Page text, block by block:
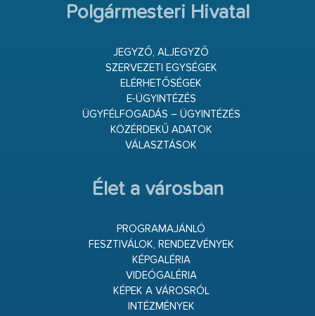
Polgármesteri Hivatal
JEGYZŐ, ALJEGYZŐ
SZERVEZETI EGYSÉGEK
ELÉRHETŐSÉGEK
E-ÜGYINTÉZÉS
ÜGYFÉLFOGADÁS – ÜGYINTÉZÉS
KÖZÉRDEKŰ ADATOK
VÁLASZTÁSOK
Élet a városban
PROGRAMAJÁNLÓ
FESZTIVÁLOK, RENDEZVÉNYEK
KÉPGALÉRIA
VIDEÓGALÉRIA
KÉPEK A VÁROSRÓL
INTÉZMÉNYEK